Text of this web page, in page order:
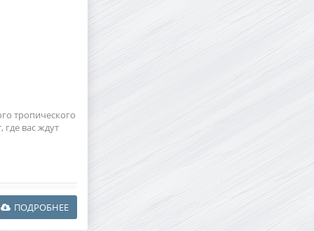
тропического
где вас ждут
ПОДРОБНЕЕ